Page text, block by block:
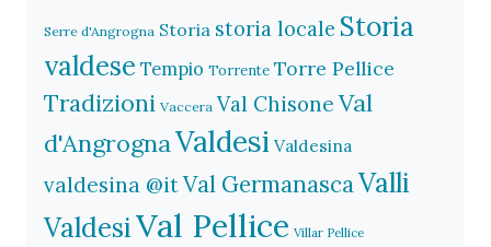
Serre d'Angrogna Storia storia locale Storia
valdese Tempio Torrente Torre Pellice
Tradizioni Vaccera Val Chisone Val
d'AngrognaValdesi Valdesina
valdesina @itVal GermanascaValli
ValdesiVal Pellice Villar Pellice